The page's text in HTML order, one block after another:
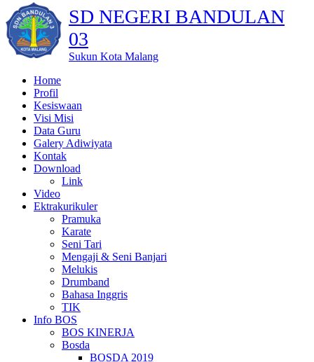
SD NEGERI BANDULAN
03
Sukun Kota Malang
Home
Profil
Kesiswaan
Visi Misi
Data Guru
Galery Adiwiyata
Kontak
Download
Link
Video
Ektrakurikuler
Pramuka
Karate
Seni Tari
Mengaji & Seni Banjari
Melukis
Drumband
Bahasa Inggris
TIK
Info BOS
BOS KINERJA
Bosda
BOSDA 2019